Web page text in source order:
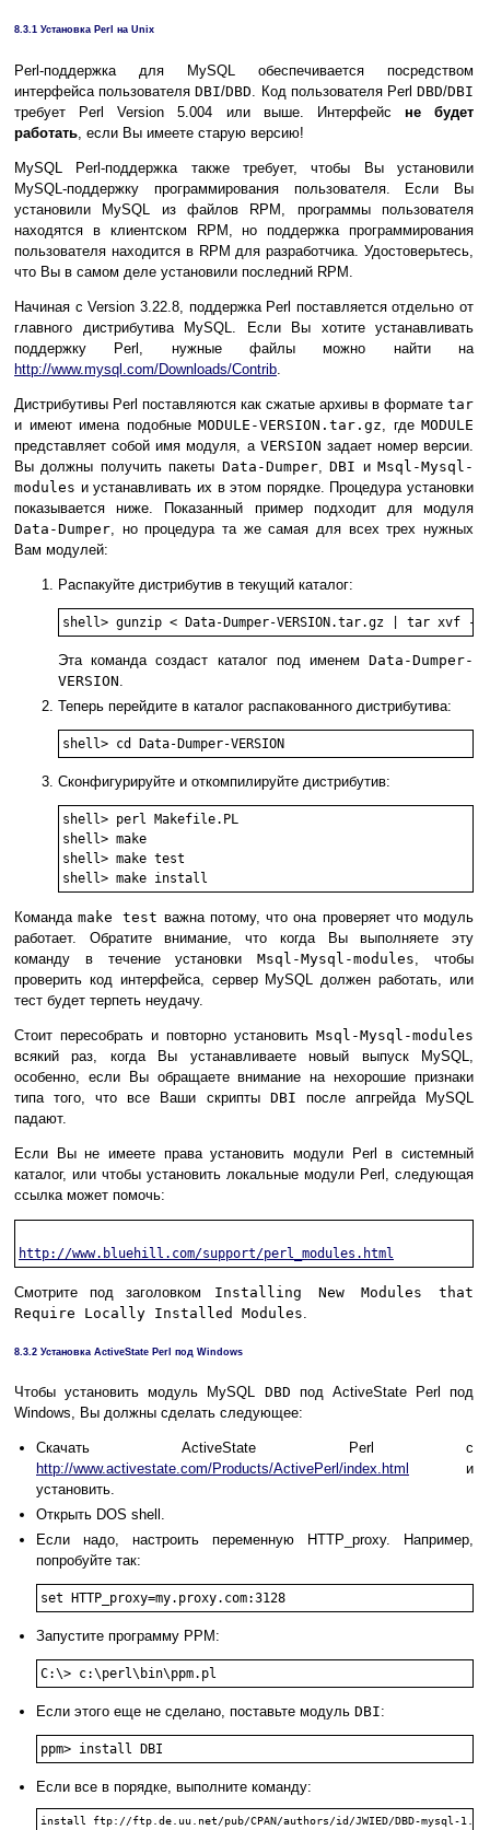
8.3.1 Установка Perl на Unix
Perl-поддержка для MySQL обеспечивается посредством
интерфейса пользователяDBI/DBD . Код пользователя PerlDBD/DBI
требует Perl Version 5.004 или выше. Интерфейс не будет
работать , если Вы имеете старую версию!
MySQL Perl-поддержка также требует, чтобы Вы установили
MySQL-поддержку программирования пользователя. Если Вы
установили MySQL из файлов RPM, программы пользователя
находятся в клиентском RPM, но поддержка программирования
пользователя находится в RPM для разработчика. Удостоверьтесь,
что Вы в самом деле установили последний RPM.
Начиная с Version 3.22.8, поддержка Perl поставляется отдельно от
главного дистрибутива MySQL. Если Вы хотите устанавливать
поддержку Perl, нужные файлы можно найти на
http://www.mysql.com/Downloads/Contrib
Дистрибутивы Perl поставляются как сжатые архивы в формате tar
и имеют имена подобные MODULE-VERSION.tar.gz , где MODULE
представляет собой имя модуля, а VERSION задает номер версии.
Вы должны получить пакеты Data-Dumper,DBI иMsql-Mysql-
modules и устанавливать их в этом порядке. Процедура установки
показывается ниже. Показанный пример подходит для модуля
Data-Dumper , но процедура та же самая для всех трех нужных
Вам модулей:
Распакуйте дистрибутив в текущий каталог:
Эта команда создаст каталог под именем Data-Dumper-
VERSION
Теперь перейдите в каталог распакованного дистрибутива:
Сконфигурируйте и откомпилируйте дистрибутив:
shell> perl Makefile.PL
shell> make
shell> make test
Командаmake test важна потому, что она проверяет что модуль
работает. Обратите внимание, что когда Вы выполняете эту
команду в течение установкиMsql-Mysql-modules , чтобы
проверить код интерфейса, сервер MySQL должен работать, или
тест будет терпеть неудачу.
Стоит пересобрать и повторно установить Msql-Mysql-modules
всякий раз, когда Вы устанавливаете новый выпуск MySQL,
особенно, если Вы обращаете внимание на нехорошие признаки
типа того, что все Ваши скрипты DBI после апгрейда MySQL
падают.
Если Вы не имеете права установить модули Perl в системный
каталог, или чтобы установить локальные модули Perl, следующая
ссылка может помочь:
http://www.bluehill.com/support/perl_modules.html
Смотрите под заголовком Installing New Modules that
Require Locally Installed Modules
8.3.2 Установка ActiveState Perl под Windows
Чтобы установить модуль MySQL DBD под ActiveState Perl под
Windows, Вы должны сделать следующее:
Скачать ActiveState Perl с
http://www.activestate.com/Products/ActivePerl/index.html
и
установить.
Открыть DOS shell.
Если надо, настроить переменную HTTP_proxy. Например,
попробуйте так:
Запустите программу PPM:
Если этого еще не сделано, поставьте модуль DBI:
Если все в порядке, выполните команду: